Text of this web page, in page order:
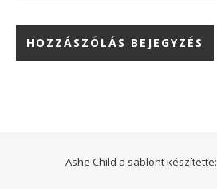
Ashe Child a sablont készítette: